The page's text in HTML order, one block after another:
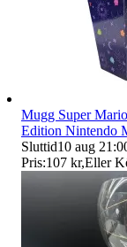
Mugg Super
Edition Nintendo
Sluttid10 aug
Pris:107 kr,Eller